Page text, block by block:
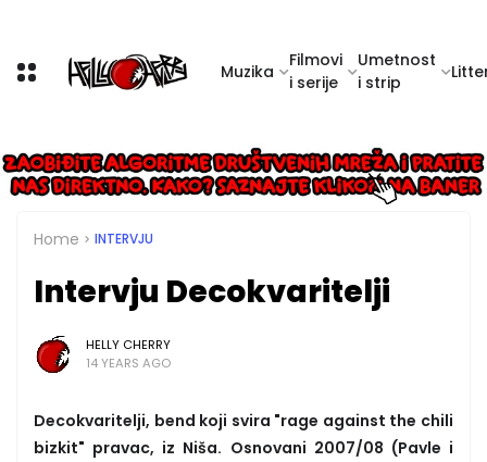
Muzika
Filmovi
i serije
Umetnost
i strip
Home INTERVJU
Intervju Decokvaritelji
HELLY CHERRY
14 YEARS AGO
Decokvaritelji, bend koji svira "rage against the chili
bizkit" pravac, iz Niša. Osnovani 2007/08 (Pavle i